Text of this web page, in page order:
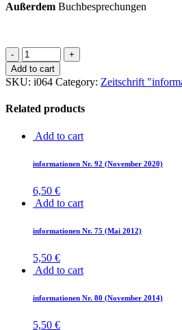
Außerdem Buchbesprechungen
Add to cart
SKU: i064 Category: Zeitschrift
Related products
Add to cart
in­for­ma­tio­nen Nr. 92 (No­vem­ber 2020)
6,50 €
Add to cart
in­for­ma­tio­nen Nr. 75 (Mai 2012)
5,50 €
Add to cart
in­for­ma­tio­nen Nr. 80 (No­vem­ber 2014)
5,50 €